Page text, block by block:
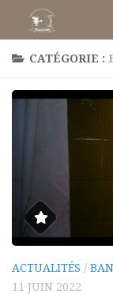
Skip to content
CATÉGORIE :
ACTUALITÉS /
11 JUIN 2022